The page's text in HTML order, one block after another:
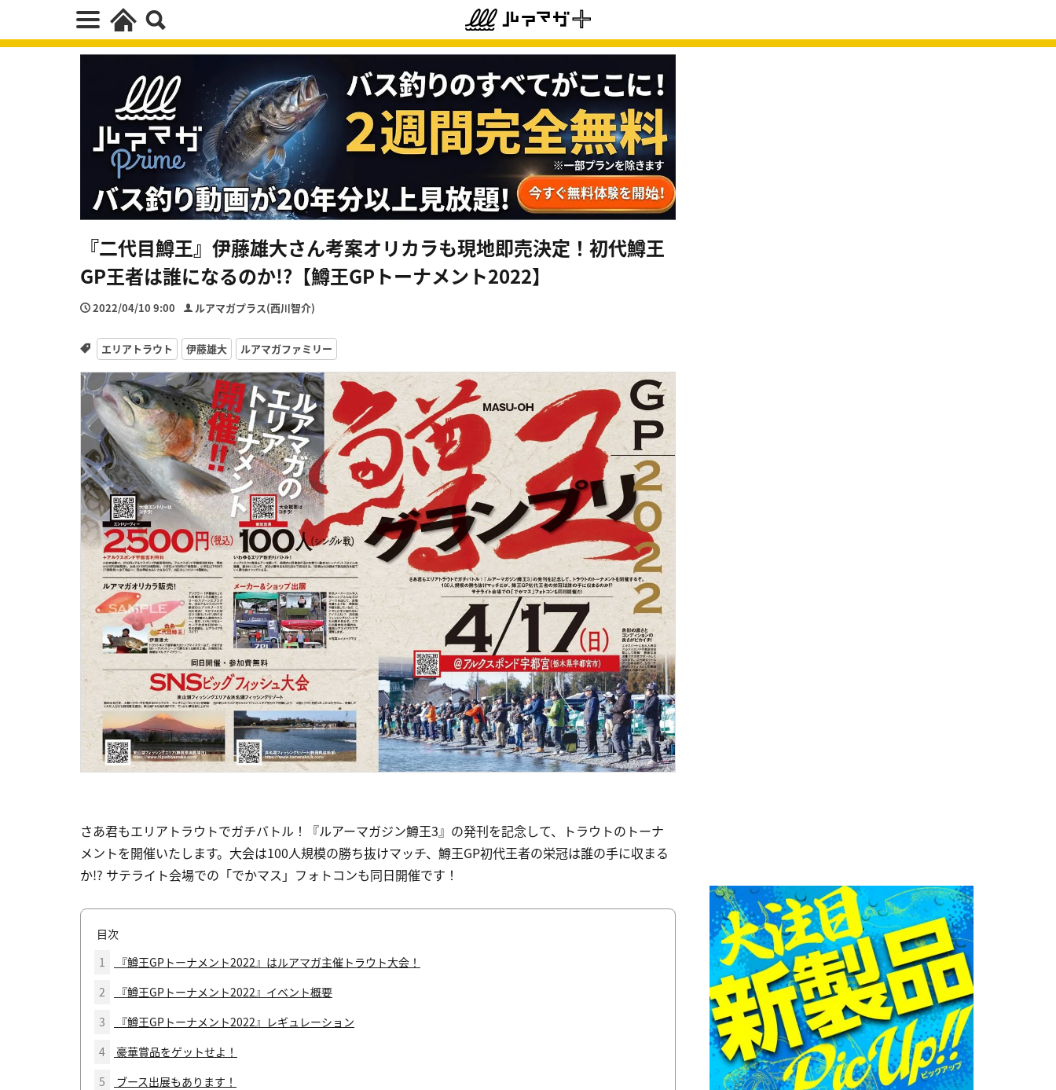
『二代目鱒王』伊藤雄大さん考案オリカラも現地即売決定！初代鱒王
GP王者は誰になるのか!?【鱒王GPトーナメント2022】
2022/04/10 9:00 ルアマガプラス(西川智介)
エリアトラウト 伊藤雄大 ルアマガファミリー
さあ君もエリアトラウトでガチバトル！『ルアーマガジン鱒王3』の発刊を記念して、トラウトのトーナ
メントを開催いたします。大会は100人規模の勝ち抜けマッチ、鱒王GP初代王者の栄冠は誰の手に収まる
か!? サテライト会場での「でかマス」フォトコンも同日開催です！
目次
1
『鱒王GPトーナメント2022』はルアマガ主催トラウト大会！
2
『鱒王GPトーナメント2022』イベント概要
3
『鱒王GPトーナメント2022』レギュレーション
4
豪華賞品をゲットせよ！
5
ブース出展もあります！